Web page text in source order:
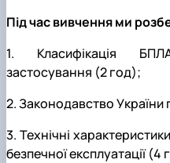
Під час вивчення ми
1. Класифікація
застосування (2 год);
2. Законодавство
3. Технічні
безпечної експлуатації (4